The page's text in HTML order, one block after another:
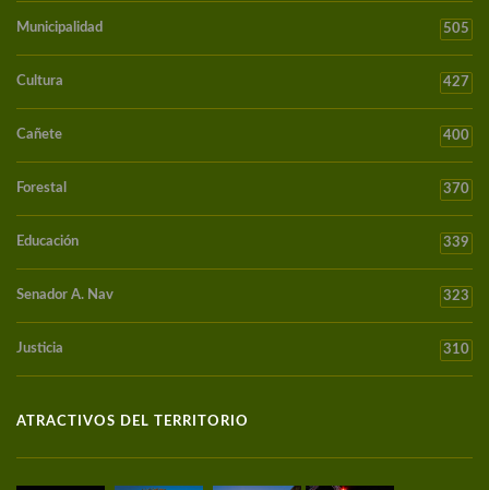
Municipalidad 505
Cultura 427
Cañete 400
Forestal 370
Educación 339
Senador A. Nav 323
Justicia 310
ATRACTIVOS DEL TERRITORIO